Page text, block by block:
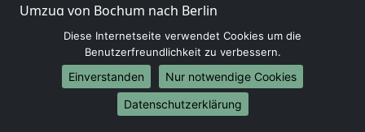
Umzug von Bochum nach Berlin
Umzug von Bochum nach Hamburg
Umzug von Bochum nach München
Umzug von Bochum nach Köln
Umzug von Bochum nach Frankfurt am Main
Umzug von Bochum nach Stuttgart
Diese Internetseite verwendet Cookies um die
Benutzerfreundlichkeit zu verbessern.
Einverstanden
Nur notwendige Cookies
Datenschutzerklärung